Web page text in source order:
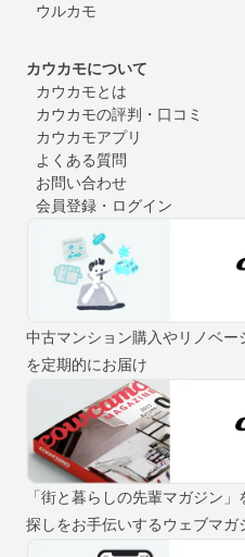
ウルカモ
カウカモについて
カウカモとは
カウカモの評判・口コミ
カウカモアプリ
よくある質問
お問い合わせ
会員登録・ログイン
中古マンション購入やリノベ
を定期的にお届け
「街と暮らしの先輩マガジン
探しをお手伝いするウェブマガ